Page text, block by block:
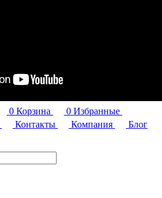
0 Корзина 0 Избранные
Контакты Компания
Блог